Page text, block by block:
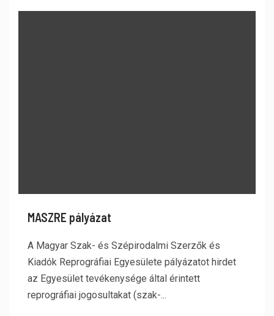
MASZRE pályázat
A Magyar Szak- és Szépirodalmi Szerzők és
Kiadók Reprográfiai Egyesülete pályázatot hirdet
az Egyesület tevékenysége által érintett
reprográfiai jogosultakat (szak-...